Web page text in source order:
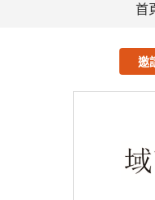
首
邀